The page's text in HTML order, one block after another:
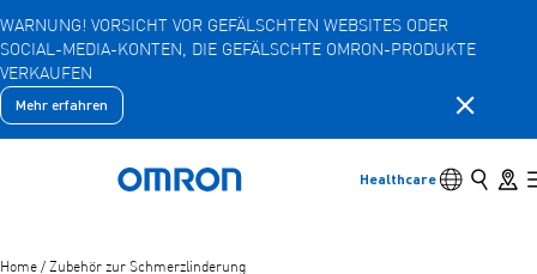
Zum
Hauptinhalt
springen
WARNUNG! VORSICHT VOR GEFÄLSCHTEN WEBSITES ODER
SOCIAL-MEDIA-KONTEN, DIE GEFÄLSCHTE OMRON-PRODUKTE
VERKAUFEN
Mehr erfahren
Zurück nach Hause
Healthcare Suche
Zurück
Zurück zum vorherigen Menü
Produkte
Home / Zubehör zur Schmerzlinderung